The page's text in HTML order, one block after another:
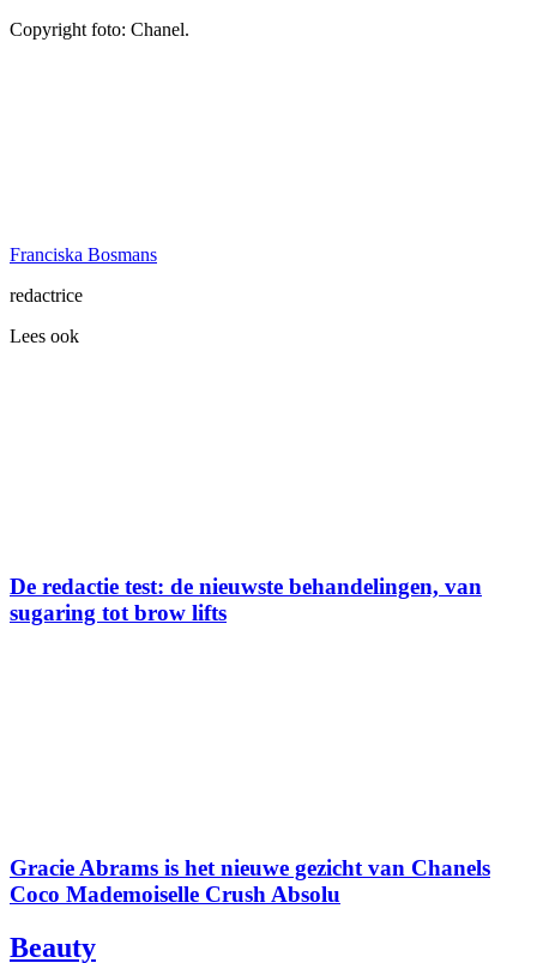
Copyright foto: Chanel.
Franciska Bosmans
redactrice
Lees ook
De redactie test: de nieuwste behandelingen, van
sugaring tot brow lifts
Gracie Abrams is het nieuwe gezicht van Chanels
Coco Mademoiselle Crush Absolu
Beauty